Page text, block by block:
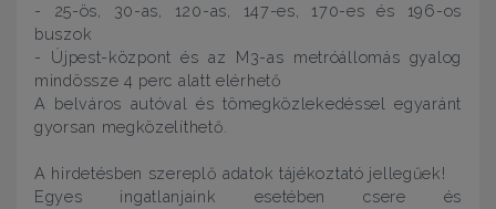
- 25-ös, 30-as, 120-as, 147-es, 170-es és 196-os
buszok
- Újpest-központ és az M3-as metróállomás gyalog
mindössze 4 perc alatt elérhető
A belváros autóval és tömegközlekedéssel egyaránt
gyorsan megközelíthető.
A hirdetésben szereplő adatok tájékoztató jellegűek!
Egyes ingatlanjaink esetében csere és